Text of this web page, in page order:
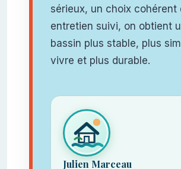
sérieux, un choix cohérent
entretien suivi, on obtient
bassin plus stable, plus
vivre et plus durable.
Julien Marceau